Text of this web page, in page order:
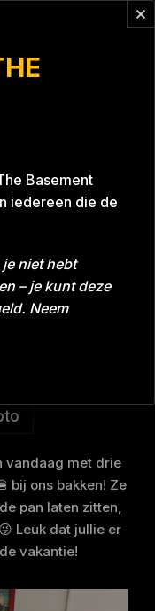
Basement
iedereen die de
niet hebt
– je kunt deze
Neem
18-07-2022
vandaag met drie
bij ons bakken! Ze
pan laten zitten,
Leuk dat jullie er
vakantie!